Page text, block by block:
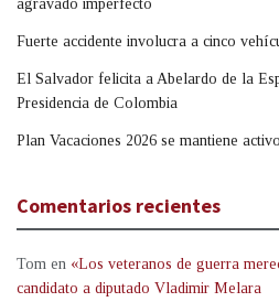
agravado imperfecto
Fuerte accidente involucra a cinco
El Salvador felicita a Abelardo de la
Presidencia de Colombia
Plan Vacaciones 2026 se mantiene activo
Comentarios recientes
Tom en «Los veteranos de guerra
candidato a diputado Vladimir Melara